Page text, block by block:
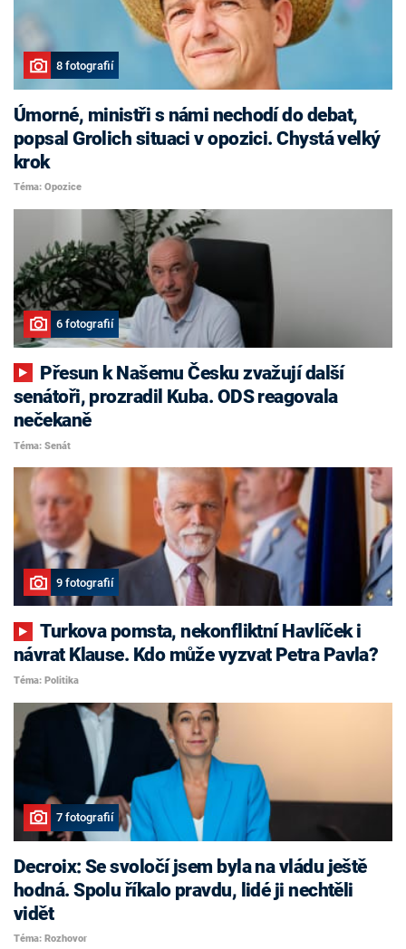
8 fotografií
Úmorné, ministři s námi nechodí do debat,
popsal Grolich situaci v opozici. Chystá velký
krok
Téma: Opozice
6 fotografií
senátoři, prozradil Kuba. ODS reagovala
nečekaně
Téma: Senát
9 fotografií
Turkova pomsta, nekonfliktní Havlíček i
návrat Klause. Kdo může vyzvat Petra Pavla?
Téma: Politika
7 fotografií
Decroix: Se svoločí jsem byla na vládu ještě
hodná. Spolu říkalo pravdu, lidé ji nechtěli
vidět
Téma: Rozhovor